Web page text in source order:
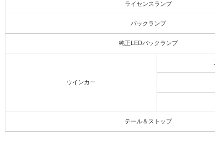
ライセンスランプ
バックランプ
純正LEDバックランプ
ウインカー
フ
テール＆ストップ